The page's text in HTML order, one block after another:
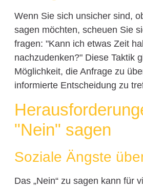
Wenn Sie sich unsicher sind,
sagen möchten, scheuen Sie
fragen: "Kann ich etwas Zeit
nachzudenken?" Diese Taktik
Möglichkeit, die Anfrage zu
informierte Entscheidung zu
"Nein" sagen
Soziale Ängste
Das „Nein“ zu sagen kann für